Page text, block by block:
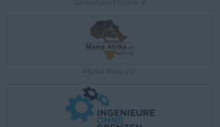
Samaritan's Purse e. V.
Mama Afrika e.V.